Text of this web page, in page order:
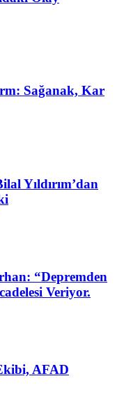
Sağanak, Kar
Yıldırım’dan
“Depremden
Veriyor.
AFAD